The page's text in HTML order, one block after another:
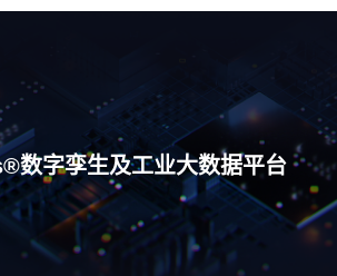
数字孪生及工业大数据平台